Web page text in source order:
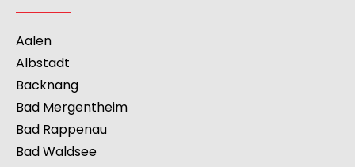
Kurierdienst
Aalen
Albstadt
Backnang